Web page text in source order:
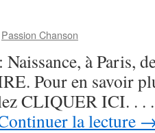
Passion Chanson
à Paris,
Pour en savoir
CLIQUER ICI.
la lecture